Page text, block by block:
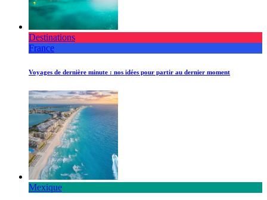
Destinations
France
Voyages de dernière minute : nos idées pour partir au dernier moment
Mexique